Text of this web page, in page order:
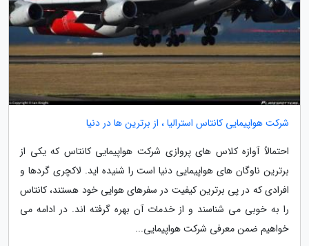
شرکت هواپیمایی کانتاس استرالیا ، از برترین ها در دنیا
احتمالاً آوازه کلاس های پروازی شرکت هواپیمایی کانتاس که یکی از
برترین ناوگان های هواپیمایی دنیا است را شنیده اید. لاکچری گردها و
افرادی که در پی برترین کیفیت در سفرهای هوایی خود هستند، کانتاس
را به خوبی می شناسند و از خدمات آن بهره گرفته اند. در ادامه می
خواهیم ضمن معرفی شرکت هواپیمایی...